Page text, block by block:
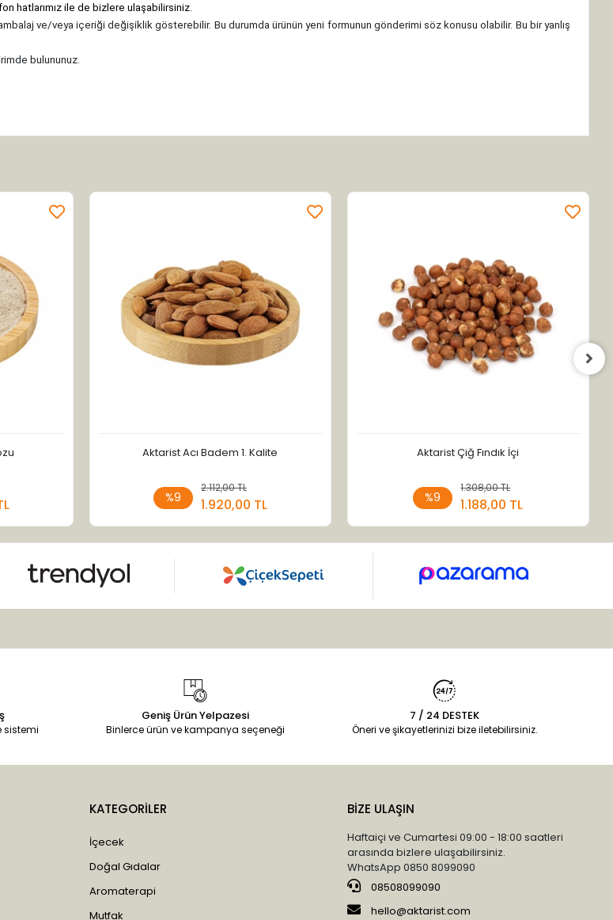
hatlarımız ile de bizlere ulaşabilirsiniz.
ve/veya içeriği değişiklik gösterebilir. Bu durumda ürünün yeni formunun gönderimi söz konusu olabilir. Bu bir yanlış
bulununuz.
Aktarist Acı Badem 1. Kalite
%9
2.112,00 TL
1.920,00 TL
Sepete Ekle
Aktarist Çiğ Fındık İçi
%9
1.308,00 TL
1.188,00 TL
Stokta Yok
sistemi
Geniş Ürün Yelpazesi
Binlerce ürün ve kampanya seçeneği
7 / 24 DESTEK
Öneri ve şikayetlerinizi bize iletebilirsiniz.
KATEGORİLER
İçecek
Doğal Gıdalar
Aromaterapi
Mutfak
BİZE ULAŞIN
Haftaiçi ve Cumartesi 09:00 - 18:00 saatleri
arasında bizlere ulaşabilirsiniz.
WhatsApp 0850 8099090
08508099090
hello@aktarist.com